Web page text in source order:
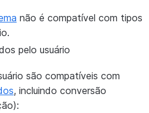
não é compatível com tipos
pelo usuário
são compatíveis com
, incluindo conversão